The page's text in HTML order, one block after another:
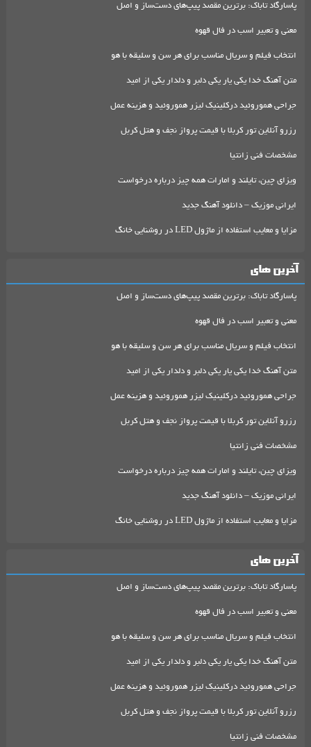
پاسارگاد تاباک: برترین مقصد پیپ‌های دست‌ساز و اصل
معنی و تعبیر اسب در فال قهوه
انتخاب فیلم و سریال مناسب برای هر سن و سلیقه با هو
متن آهنگ خدا یکی یار یکی دلبر و دلدار یکی از امید
جراحی هموروئید درکلینیک لیزر هموروئید و هزینه عمل
رزرو آنلاین تور کربلا با قیمت پرواز نجف و هتل کربل
مشخصات فنی زانتیا
ویزای چین، تایلند و امارات همه چیز درباره درخواست
ایرانی موزیک – دانلود آهنگ جدید
مزایا و معایب استفاده از ماژول LED در روشنایی خانگ
آخرین های
پاسارگاد تاباک: برترین مقصد پیپ‌های دست‌ساز و اصل
معنی و تعبیر اسب در فال قهوه
انتخاب فیلم و سریال مناسب برای هر سن و سلیقه با هو
متن آهنگ خدا یکی یار یکی دلبر و دلدار یکی از امید
جراحی هموروئید درکلینیک لیزر هموروئید و هزینه عمل
رزرو آنلاین تور کربلا با قیمت پرواز نجف و هتل کربل
مشخصات فنی زانتیا
ویزای چین، تایلند و امارات همه چیز درباره درخواست
ایرانی موزیک – دانلود آهنگ جدید
مزایا و معایب استفاده از ماژول LED در روشنایی خانگ
آخرین های
پاسارگاد تاباک: برترین مقصد پیپ‌های دست‌ساز و اصل
معنی و تعبیر اسب در فال قهوه
انتخاب فیلم و سریال مناسب برای هر سن و سلیقه با هو
متن آهنگ خدا یکی یار یکی دلبر و دلدار یکی از امید
جراحی هموروئید درکلینیک لیزر هموروئید و هزینه عمل
رزرو آنلاین تور کربلا با قیمت پرواز نجف و هتل کربل
مشخصات فنی زانتیا